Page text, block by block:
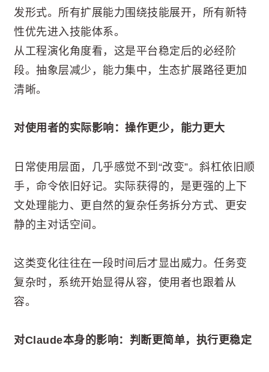
发形式。所有扩展能力围绕技能展开，所有新特
性优先进入技能体系。
从工程演化角度看，这是平台稳定后的必经阶
段。抽象层减少，能力集中，生态扩展路径更加
清晰。
对使用者的实际影响：操作更少，能力更大
日常使用层面，几乎感觉不到“改变”。斜杠依旧顺
手，命令依旧好记。实际获得的，是更强的上下
文处理能力、更自然的复杂任务拆分方式、更安
静的主对话空间。
这类变化往往在一段时间后才显出威力。任务变
复杂时，系统开始显得从容，使用者也跟着从
容。
对Claude本身的影响：判断更简单，执行更稳定